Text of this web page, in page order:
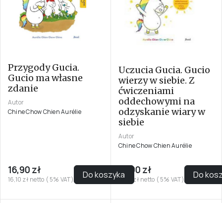
Przygody Gucia.
Gucio ma własne
zdanie
Autor
Chine Chow Chien Aurélie
16,90 zł
16,10 zł netto ( 5% VAT) Do koszyka
Uczucia Gucia. Gucio
wierzy w siebie. Z
ćwiczeniami
oddechowymi na
odzyskanie wiary w
siebie
Autor
Chine Chow Chien Aurélie
16,90 zł
16,10 zł netto ( 5% VAT) Do